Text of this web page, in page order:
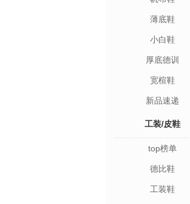
薄底鞋
小白鞋
厚底德训
宽楦鞋
新品速递
工装/皮鞋
top榜单
德比鞋
工装鞋